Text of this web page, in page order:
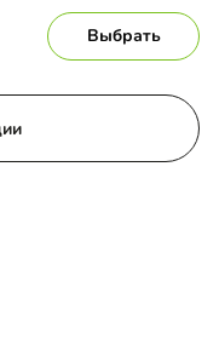
Выбрать